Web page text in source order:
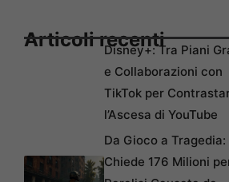
Articoli recenti
Disney+: Tra Piani
e Collaborazioni con
TikTok per
l’Ascesa di YouTube
Da Gioco a Tragedia:
Chiede 176 Milioni